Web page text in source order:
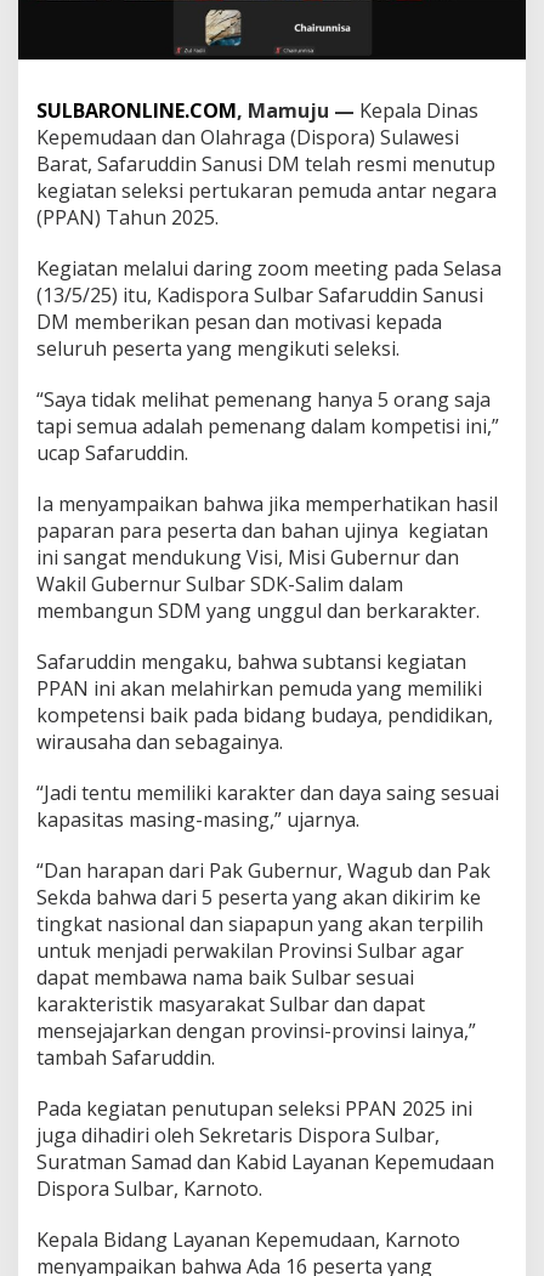
a
r
a
P
e
m
u
d
t
a
r
N
e
a
r
u
l
b
a
r
u
u
k
P
r
o
r
a
A
u
s
r
a
l
a
SULBARONLINE.COM, Mamuju — Kepala Dinas
Kepemudaan dan Olahraga (Dispora) Sulawesi
Barat, Safaruddin Sanusi DM telah resmi menutup
kegiatan seleksi pertukaran pemuda antar negara
(PPAN) Tahun 2025.
Kegiatan melalui daring zoom meeting pada Selasa
(13/5/25) itu, Kadispora Sulbar Safaruddin Sanusi
DM memberikan pesan dan motivasi kepada
seluruh peserta yang mengikuti seleksi.
“Saya tidak melihat pemenang hanya 5 orang saja
tapi semua adalah pemenang dalam kompetisi ini,”
ucap Safaruddin.
Ia menyampaikan bahwa jika memperhatikan hasil
paparan para peserta dan bahan ujinya kegiatan
ini sangat mendukung Visi, Misi Gubernur dan
Wakil Gubernur Sulbar SDK-Salim dalam
membangun SDM yang unggul dan berkarakter.
Safaruddin mengaku, bahwa subtansi kegiatan
PPAN ini akan melahirkan pemuda yang memiliki
kompetensi baik pada bidang budaya, pendidikan,
wirausaha dan sebagainya.
“Jadi tentu memiliki karakter dan daya saing sesuai
kapasitas masing-masing,” ujarnya.
“Dan harapan dari Pak Gubernur, Wagub dan Pak
Sekda bahwa dari 5 peserta yang akan dikirim ke
tingkat nasional dan siapapun yang akan terpilih
untuk menjadi perwakilan Provinsi Sulbar agar
dapat membawa nama baik Sulbar sesuai
karakteristik masyarakat Sulbar dan dapat
mensejajarkan dengan provinsi-provinsi lainya,”
tambah Safaruddin.
Pada kegiatan penutupan seleksi PPAN 2025 ini
juga dihadiri oleh Sekretaris Dispora Sulbar,
Suratman Samad dan Kabid Layanan Kepemudaan
Dispora Sulbar, Karnoto.
Kepala Bidang Layanan Kepemudaan, Karnoto
menyampaikan bahwa Ada 16 peserta yang